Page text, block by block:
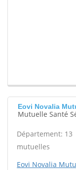
Eovi Novalia
Mutuelle Santé
Département: 13
mutuelles
Eovi Novalia